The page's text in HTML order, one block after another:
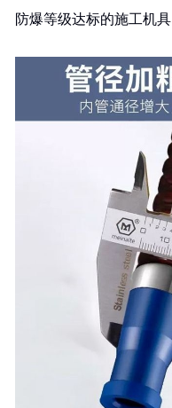
防爆等级达标的施工机具